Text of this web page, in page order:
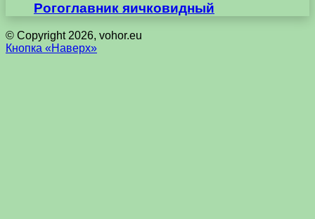
Рогоглавник яичковидный
© Copyright 2026, vohor.eu
Кнопка «Наверх»